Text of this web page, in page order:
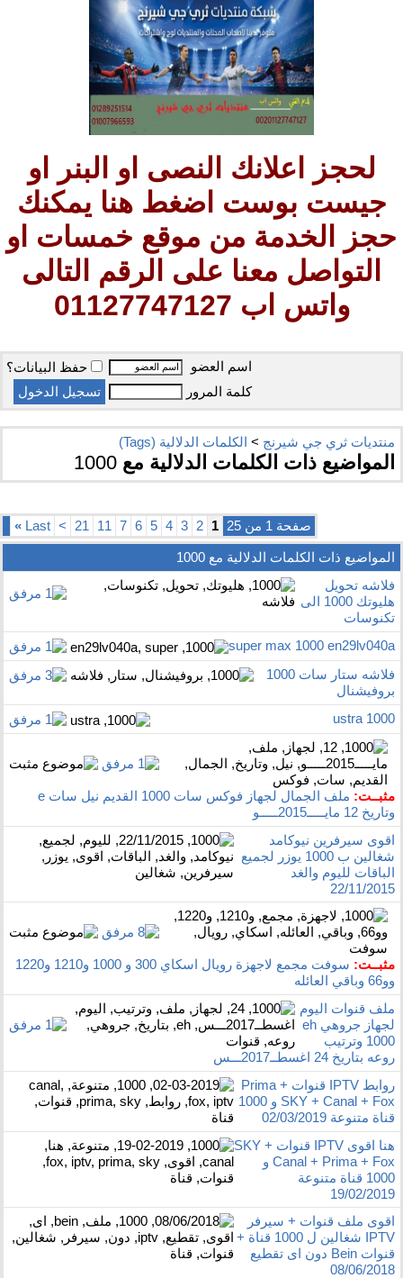
لحجز اعلانك النصى او البنر او
جيست بوست اضغط هنا يمكنك
حجز الخدمة من موقع خمسات او
التواصل معنا على الرقم التالى
واتس اب 01127747127
اسم العضو
حفظ البيانات؟
كلمة المرور
منتديات ثري جي شيرنج > الكلمات الدلالية (Tags)
المواضيع ذات الكلمات الدلالية مع 1000
صفحة 1 من 25 1
2
3
4
5
6
7
11
21
>
Last
»
المواضيع ذات الكلمات الدلالية مع 1000
فلاشه تحويل
هليوتك 1000 الى
تكنوسات
super max 1000 en29lv040a
فلاشه ستار سات 1000
بروفيشنال
ustra 1000
مثبــت:
ملف الجمال لجهاز فوكس سات 1000 القديم نيل سات e
وتاريخ 12 مايـــــ2015ـــــو
اقوى سيرفرين نيوكامد
شغالين ب 1000 يوزر لجميع
الباقات لليوم والغد
22/11/2015
مثبــت:
سوفت مجمع لاجهزة رويال اسكاي 300 و 1000 و1210 و1220
وو66 وباقي العائله
ملف قنوات اليوم
لجهاز جروهي eh
1000 وترتيب
روعه بتاريخ 24 اغسطــ2017ـــس
روابط IPTV قنوات Prima +
SKY + Canal + Fox و 1000
قناة متنوعة 02/03/2019
هنا اقوى IPTV قنوات SKY +
Canal + Prima + Fox و
1000 قناة متنوعة
19/02/2019
اقوى ملف قنوات + سيرفر
IPTV شغالين ل 1000 قناة +
قنوات Bein دون اى تقطيع
08/06/2018